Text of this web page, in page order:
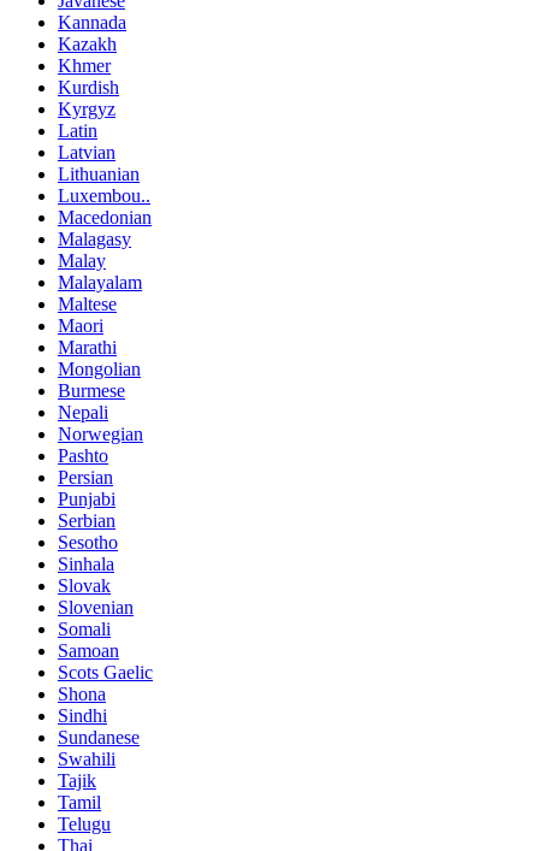
Kannada
Kazakh
Khmer
Kurdish
Kyrgyz
Latin
Latvian
Lithuanian
Luxembou..
Macedonian
Malagasy
Malay
Malayalam
Maltese
Maori
Marathi
Mongolian
Burmese
Nepali
Norwegian
Pashto
Persian
Punjabi
Serbian
Sesotho
Sinhala
Slovak
Slovenian
Somali
Samoan
Scots Gaelic
Shona
Sindhi
Sundanese
Swahili
Tajik
Tamil
Telugu
Thai